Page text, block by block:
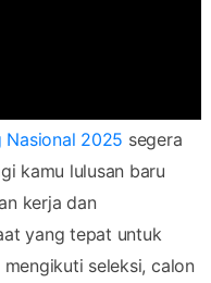
Nasional 2025 segera
kamu lulusan baru
kerja dan
yang tepat untuk
seleksi, calon